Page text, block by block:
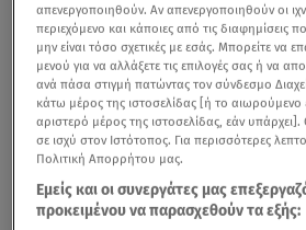
απενεργοποιηθούν. Αν απενεργοποιηθούν οι
περιεχόμενο και κάποιες από τις διαφημίσεις
μην είναι τόσο σχετικές με εσάς. Μπορείτε να
μενού για να αλλάξετε τις επιλογές σας ή να
ανά πάσα στιγμή πατώντας τον σύνδεσμο
κάτω μέρος της ιστοσελίδας [ή το αιωρούμενο
αριστερό μέρος της ιστοσελίδας, εάν
σε ισχύ στον Ιστότοπος. Για περισσότερες
Πολιτική Απορρήτου μας.
Εμείς και οι συνεργάτες μας
προκειμένου να παρασχεθούν τα εξής: